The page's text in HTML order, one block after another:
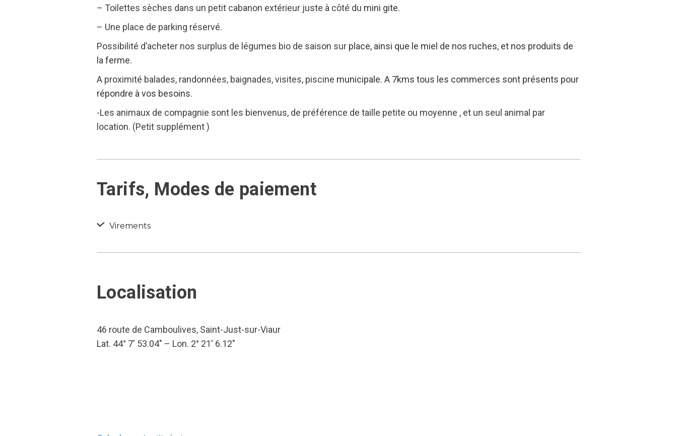
– Toilettes sèches dans un petit cabanon extérieur juste à côté du mini gite.
– Une place de parking réservé.
Possibilité d’acheter nos surplus de légumes bio de saison sur place, ainsi que le miel de nos ruches, et nos produits de
la ferme.
A proximité balades, randonnées, baignades, visites, piscine municipale. A 7kms tous les commerces sont présents pour
répondre à vos besoins.
-Les animaux de compagnie sont les bienvenus, de préférence de taille petite ou moyenne , et un seul animal par
location. (Petit supplément )
Tarifs, Modes de paiement
Virements
Localisation
46 route de Camboulives, Saint-Just-sur-Viaur
Lat. 44° 7′ 53.04″ – Lon. 2° 21′ 6.12″